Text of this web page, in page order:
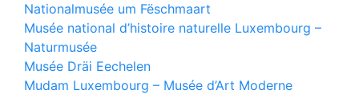
Nationalmusée um Fëschmaart
Musée national d’histoire naturelle Luxembourg –
Naturmusée
Musée Dräi Eechelen
Mudam Luxembourg – Musée d’Art Moderne